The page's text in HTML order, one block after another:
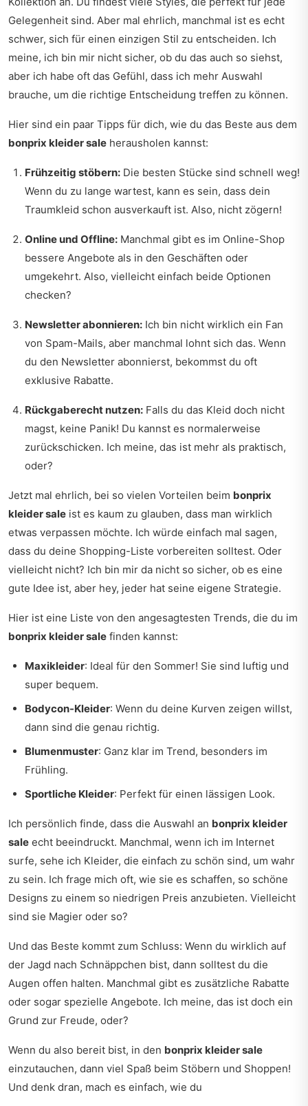
Gelegenheit sind. Aber mal ehrlich, manchmal ist es echt
schwer, sich für einen einzigen Stil zu entscheiden. Ich
meine, ich bin mir nicht sicher, ob du das auch so siehst,
aber ich habe oft das Gefühl, dass ich mehr Auswahl
brauche, um die richtige Entscheidung treffen zu können.
Hier sind ein paar Tipps für dich, wie du das Beste aus dem
bonprix kleider sale herausholen kannst:
Frühzeitig stöbern: Die besten Stücke sind schnell weg!
Wenn du zu lange wartest, kann es sein, dass dein
Traumkleid schon ausverkauft ist. Also, nicht zögern!
Online und Offline: Manchmal gibt es im Online-Shop
bessere Angebote als in den Geschäften oder
umgekehrt. Also, vielleicht einfach beide Optionen
checken?
Newsletter abonnieren: Ich bin nicht wirklich ein Fan
von Spam-Mails, aber manchmal lohnt sich das. Wenn
du den Newsletter abonnierst, bekommst du oft
exklusive Rabatte.
Rückgaberecht nutzen: Falls du das Kleid doch nicht
magst, keine Panik! Du kannst es normalerweise
zurückschicken. Ich meine, das ist mehr als praktisch,
oder?
Jetzt mal ehrlich, bei so vielen Vorteilen beim bonprix
kleider sale ist es kaum zu glauben, dass man wirklich
etwas verpassen möchte. Ich würde einfach mal sagen,
dass du deine Shopping-Liste vorbereiten solltest. Oder
vielleicht nicht? Ich bin mir da nicht so sicher, ob es eine
gute Idee ist, aber hey, jeder hat seine eigene Strategie.
Hier ist eine Liste von den angesagtesten Trends, die du im
bonprix kleider sale finden kannst:
Maxikleider: Ideal für den Sommer! Sie sind luftig und
super bequem.
Bodycon-Kleider: Wenn du deine Kurven zeigen willst,
dann sind die genau richtig.
Blumenmuster: Ganz klar im Trend, besonders im
Frühling.
Sportliche Kleider: Perfekt für einen lässigen Look.
Ich persönlich finde, dass die Auswahl an bonprix kleider
sale echt beeindruckt. Manchmal, wenn ich im Internet
surfe, sehe ich Kleider, die einfach zu schön sind, um wahr
zu sein. Ich frage mich oft, wie sie es schaffen, so schöne
Designs zu einem so niedrigen Preis anzubieten. Vielleicht
sind sie Magier oder so?
Und das Beste kommt zum Schluss: Wenn du wirklich auf
der Jagd nach Schnäppchen bist, dann solltest du die
Augen offen halten. Manchmal gibt es zusätzliche Rabatte
oder sogar spezielle Angebote. Ich meine, das ist doch ein
Grund zur Freude, oder?
Wenn du also bereit bist, in den bonprix kleider sale
einzutauchen, dann viel Spaß beim Stöbern und Shoppen!
Und denk dran, mach es einfach, wie du